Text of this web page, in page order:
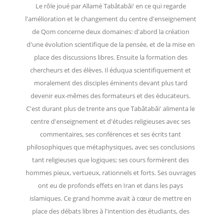
Le rôle joué par Allamé Tabâtabâi' en ce qui regarde
l'amélioration et le changement du centre d'enseignement
de Qom concerne deux domaines: d'abord la création
d'une évolution scientifique de la pensée, et de la mise en
place des discussions libres. Ensuite la formation des
chercheurs et des élèves. Il éduqua scientifiquement et
moralement des disciples éminents devant plus tard
devenir eux-mêmes des formateurs et des éducateurs.
C'est durant plus de trente ans que Tabâtabâi' alimenta le
centre d'enseignement et d'études religieuses avec ses
commentaires, ses conférences et ses écrits tant
philosophiques que métaphysiques, avec ses conclusions
tant religieuses que logiques; ses cours formèrent des
hommes pieux, vertueux, rationnels et forts. Ses ouvrages
ont eu de profonds effets en Iran et dans les pays
islamiques. Ce grand homme avait à cœur de mettre en
place des débats libres à l'intention des étudiants, des